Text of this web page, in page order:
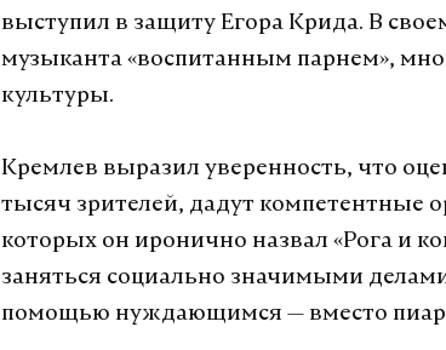
выступил в защиту Егора Крида. В
музыканта «воспитанным парнем»,
культуры.
Кремлев выразил уверенность, что
тысяч зрителей, дадут компетентные
которых он иронично назвал «Рога и
заняться социально значимыми
помощью нуждающимся — вместо